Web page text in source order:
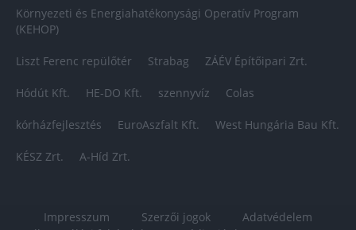
Környezeti és Energiahatékonysági Operatív Program
(KEHOP)
Liszt Ferenc repülőtér Strabag ZÁÉV Építőipari Zrt.
Hódút Kft. HE-DO Kft. szennyvíz Colas
kórházfejlesztés EuroAszfalt Kft. West Hungária Bau Kft.
KÉSZ Zrt. A-Híd Zrt.
Impresszum Szerzői jogok
Adatvédelem